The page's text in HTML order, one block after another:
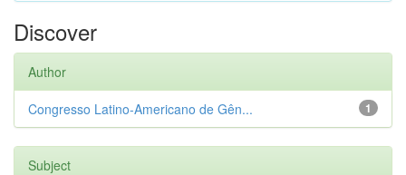
Discover
Author
1
Congresso Latino-Americano de Gên...
Subject